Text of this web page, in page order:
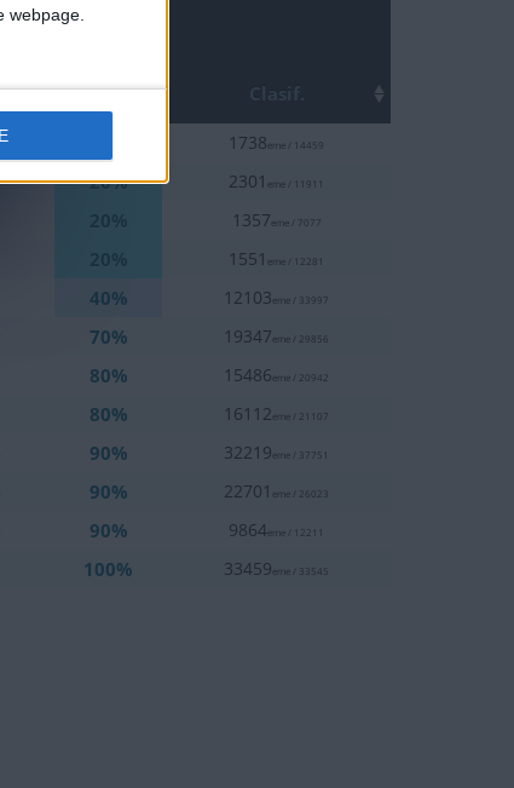
webpage.
Clasif.
1738eme / 14459
20% 2301 eme / 11911
20% 1357eme / 7077
20% 1551 eme / 12281
40% 12103eme / 33997
70% 19347eme / 29856
80% 15486eme / 20942
80% 16112eme / 21107
90% 32219eme / 37751
90% 22701 eme / 26023
90% 9864eme / 12211
100% 33459eme / 33545